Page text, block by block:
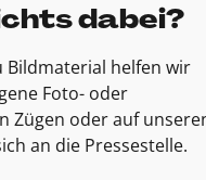
dabei?
Bildmaterial helfen wir
Foto- oder
Zügen oder auf
an die Pressestelle.